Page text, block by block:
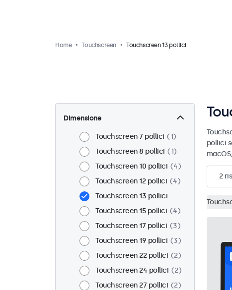
Home Touchscreen Touchscreen 13 pollici
Dimensione
Touchscreen 7 pollici
1
Touchscreen 8 pollici
1
Touchscreen 10 pollici
4
Touchscreen 12 pollici
4
Touchscreen 13 pollici
Touchscreen 15 pollici
4
Touchscreen 17 pollici
3
Touchscreen 19 pollici
3
Touchscreen 22 pollici
2
Touchscreen 24 pollici
2
Touchscreen 27 pollici
2
pollici
2